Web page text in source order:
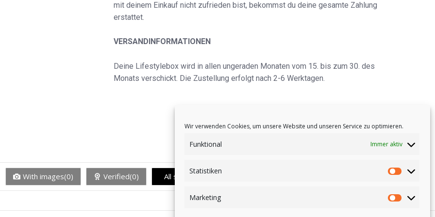
Wir verwenden Cookies, um unsere Website und unseren Service zu optimieren.
Funktional Immer aktiv
Statistiken
Marketing
mit deinem Einkauf nicht zufrieden bist, bekommst du deine gesamte Zahlung
erstattet.
VERSANDINFORMATIONEN
Deine Lifestylebox wird in allen ungeraden Monaten vom 15. bis zum 30. des
Monats verschickt. Die Zustellung erfolgt nach 2-6 Werktagen.
/
With images(0) Verified(0) All stars(0)